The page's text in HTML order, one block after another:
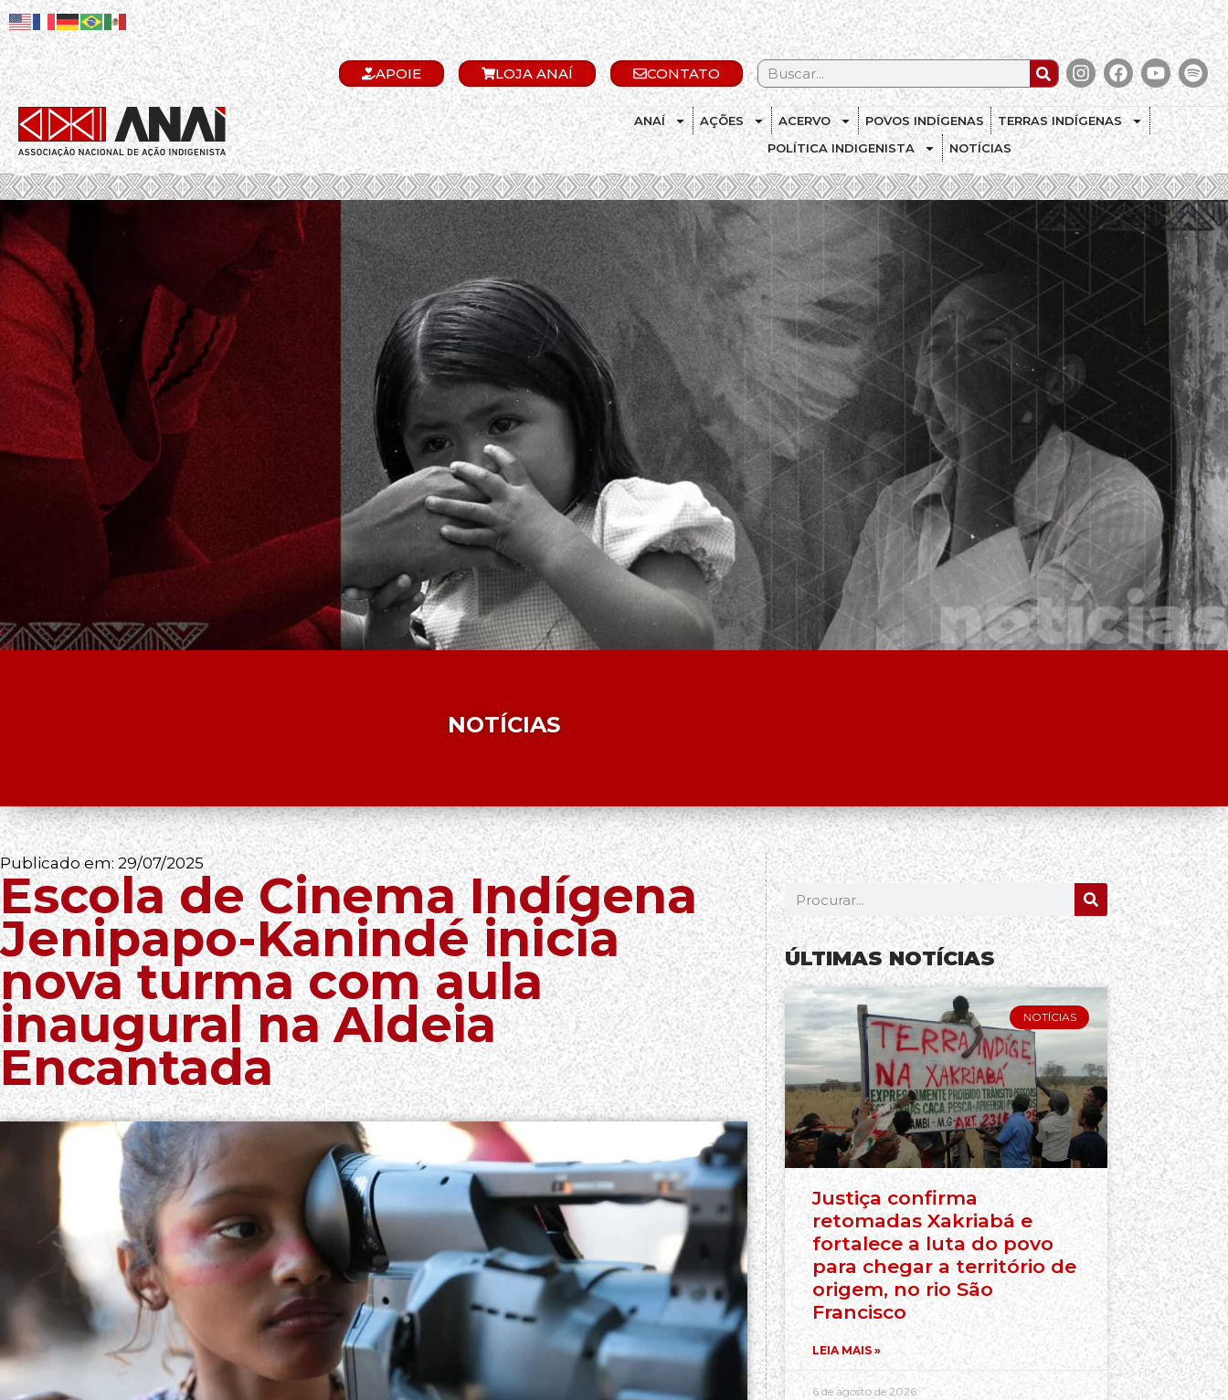
APOIE LOJA ANAÍ CONTATO
ANAÍ AÇÕES ACERVO POVOS INDÍGENAS
TERRAS INDÍGENAS
POLÍTICA INDIGENISTA
NOTÍCIAS
.
NOTÍCIAS
Publicado em: 29/07/2025
Escola de Cinema Indígena
Jenipapo-Kanindé inicia
nova turma com aula
inaugural na Aldeia
Encantada
ÚLTIMAS NOTÍCIAS
NOTÍCIAS
Justiça confirma
retomadas Xakriabá e
fortalece a luta do povo
para chegar a território de
origem, no rio São
Francisco
LEIA MAIS »
6 de agosto de 2026